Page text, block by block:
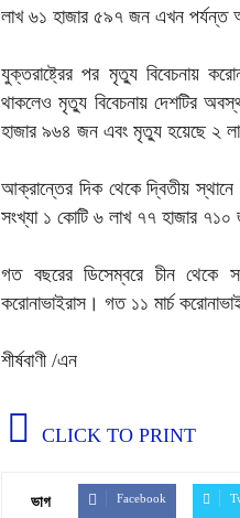
লাখ ৬১ হাজার ৫৯৭ জন এখন পর্যন্ত
যুক্তরাষ্ট্রের পর মৃত্যু বিবেচনায়
থাকলেও মৃত্যু বিবেচনায় দেশটির
হাজার ৯৬৪ জন এবং মৃত্যু হয়েছে ২
আক্রান্তের দিক থেকে দ্বিতীয়
সংখ্যা ১ কোটি ৬ লাখ ৭৭ হাজার
গত বছরের ডিসেম্বরে চীন থেকে
করোনাভাইরাস। গত ১১ মার্চ
শীর্ষবাণী /এন
CLICK TO PRINT
ভাগ Facebook